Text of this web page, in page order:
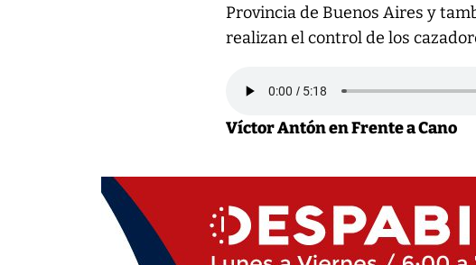
Provincia de Buenos Aires y
realizan el control de los
Víctor Antón en Frente a Cano